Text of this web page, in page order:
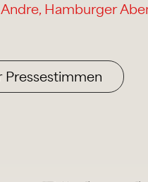
Hamburger
Pressestimmen